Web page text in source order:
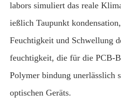
labors simuliert das reale
ießlich Taupunkt
Feuchtigkeit und Schwellung
feuchtigkeit, die für die PCB-
Polymer bindung unerlässlich
optischen Geräts.